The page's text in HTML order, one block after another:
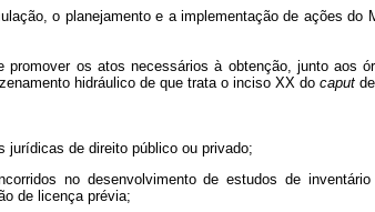
o planejamento e a implementação de ações
os atos necessários à obtenção, junto aos
hidráulico de que trata o inciso XX do caput
jurídicas de direito público ou privado;
no desenvolvimento de estudos de
de licença prévia;